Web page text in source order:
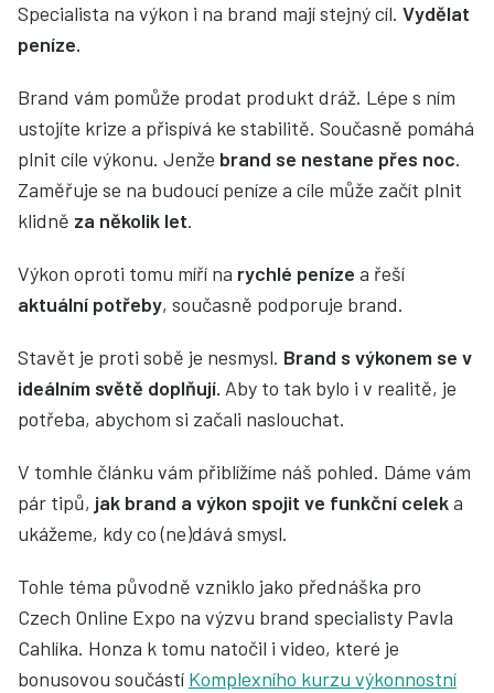
Specialista na výkon i na brand mají stejný cíl. Vydělat
peníze.
Brand vám pomůže prodat produkt dráž. Lépe s ním
ustojíte krize a přispívá ke stabilitě. Současně pomáhá
plnit cíle výkonu. Jenže brand se nestane přes noc.
Zaměřuje se na budoucí peníze a cíle může začít plnit
klidně za několik let.
Výkon oproti tomu míří na rychlé peníze a řeší
aktuální potřeby, současně podporuje brand.
Stavět je proti sobě je nesmysl. Brand s výkonem se v
ideálním světě doplňují. Aby to tak bylo i v realitě, je
potřeba, abychom si začali naslouchat.
V tomhle článku vám přiblížíme náš pohled. Dáme vám
pár tipů, jak brand a výkon spojit ve funkční celeka
ukážeme, kdy co (ne)dává smysl.
Tohle téma původně vzniklo jako přednáška pro
Czech Online Expo na výzvu brand specialisty Pavla
Cahlíka. Honza k tomu natočil i video, které je
bonusovou součástí Komplexního kurzu výkonnostní